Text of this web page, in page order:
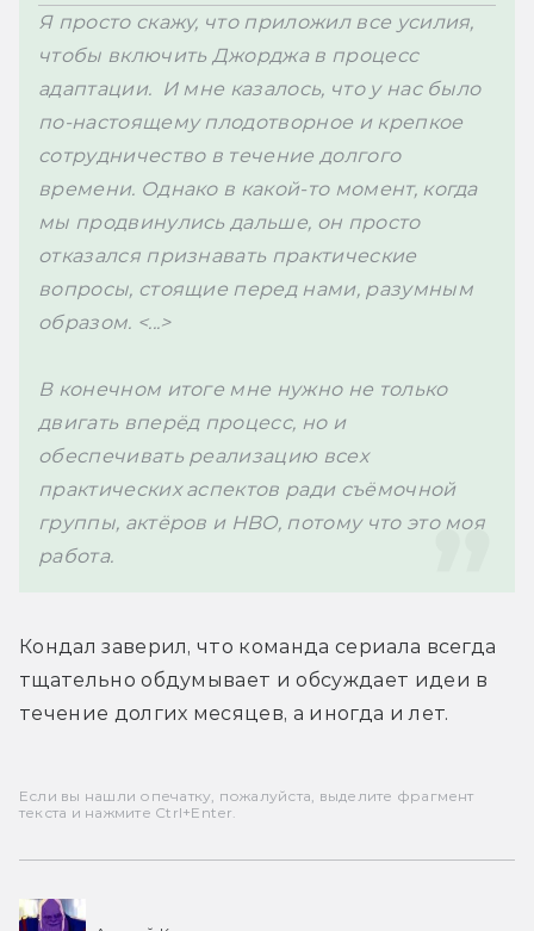
Я просто скажу, что приложил все усилия,
чтобы включить Джорджа в процесс
адаптации.  И мне казалось, что у нас было
по-настоящему плодотворное и крепкое
сотрудничество в течение долгого
времени. Однако в какой-то момент, когда
мы продвинулись дальше, он просто
отказался признавать практические
вопросы, стоящие перед нами, разумным
образом. <...>
В конечном итоге мне нужно не только
двигать вперёд процесс, но и
обеспечивать реализацию всех
практических аспектов ради съёмочной
группы, актёров и HBO, потому что это моя
Кондал заверил, что команда сериала всегда
тщательно обдумывает и обсуждает идеи в
течение долгих месяцев, а иногда и лет.
Если вы нашли опечатку, пожалуйста, выделите фрагмент
текста и нажмите Ctrl+Enter.